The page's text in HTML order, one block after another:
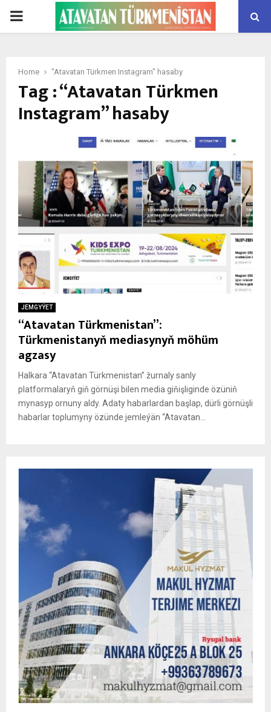
PRIMARY
Home "Atavatan Türkmen Instagram" hasaby
Tag : “Atavatan Türkmen
Instagram” hasaby
JEMGYÝET
“Atavatan Türkmenistan”:
Türkmenistanyň mediasynyň möhüm
agzasy
Halkara “Atavatan Türkmenistan” žurnaly sanly
platformalaryň giň görnüşi bilen media giňişliginde özüniň
mynasyp ornuny aldy. Adaty habarlardan başlap, dürli görnüşli
habarlar toplumyny özünde jemleýän “Atavatan...